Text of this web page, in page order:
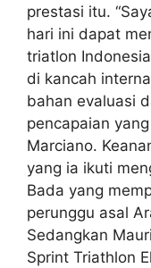
prestasi itu.
hari ini dapat
triatlon
di kancah
bahan evaluasi
pencapaian
Marciano.
yang ia ikuti
Bada yang
perunggu asal
Sedangkan
Sprint Triathlon